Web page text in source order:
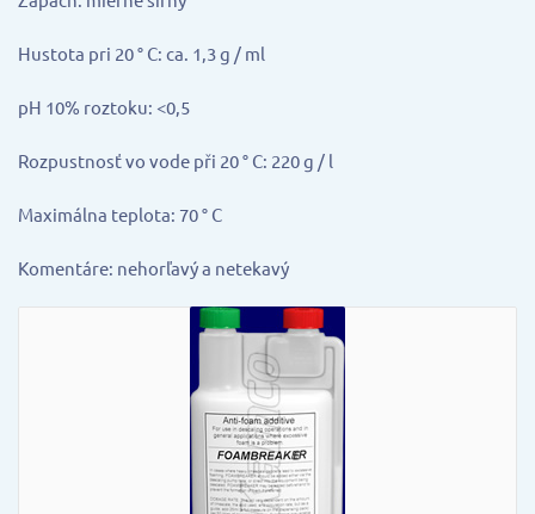
Hustota pri 20 ° C: ca. 1,3 g / ml
pH 10% roztoku: <0,5
Rozpustnosť vo vode při 20 ° C: 220 g / l
Maximálna teplota: 70 ° C
Komentáre: nehorľavý a netekavý